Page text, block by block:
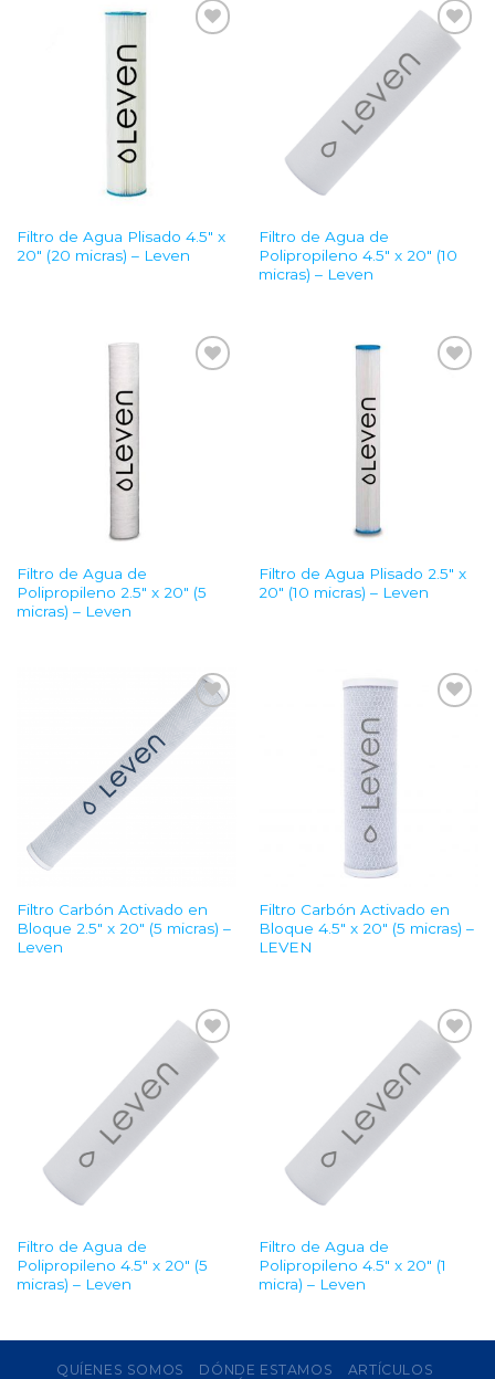
Filtro de Agua Plisado 4.5″ x
20″ (20 micras) – Leven
Add to
Wishlist
Filtro de Agua de
Polipropileno 4.5″ x 20″ (10
micras) – Leven
Filtro de Agua de
Polipropileno 2.5″ x 20″ (5
micras) – Leven
Filtro de Agua Plisado 2.5″ x
20″ (10 micras) – Leven
Add to
Wishlist
Filtro Carbón Activado en
Bloque 2.5″ x 20″ (5 micras) –
Leven
Filtro Carbón Activado en
Bloque 4.5″ x 20″ (5 micras) –
LEVEN
Add to
Wishlist
Filtro de Agua de
Polipropileno 4.5″ x 20″ (5
micras) – Leven
Add to
Wishlist
Filtro de Agua de
Polipropileno 4.5″ x 20″ (1
micra) – Leven
QUÍENES SOMOS DÓNDE ESTAMOS
ARTÍCULOS